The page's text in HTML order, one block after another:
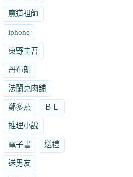
魔道祖師
iphone
東野圭吾
丹布朗
法蘭克肉舖
鄭多燕 ＢＬ
推理小說
電子書 送禮
送男友